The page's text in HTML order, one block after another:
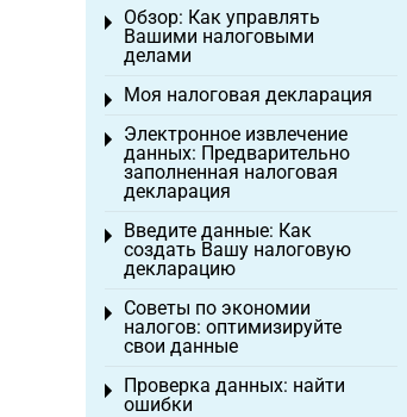
Обзор: Как управлять
Вашими налоговыми
делами
Toggle menu
Моя налоговая декларация
Toggle menu
Электронное извлечение
данных: Предварительно
заполненная налоговая
декларация
Toggle menu
Введите данные: Как
создать Вашу налоговую
декларацию
Toggle menu
Советы по экономии
налогов: оптимизируйте
свои данные
Toggle menu
Проверка данных: найти
ошибки
Toggle menu